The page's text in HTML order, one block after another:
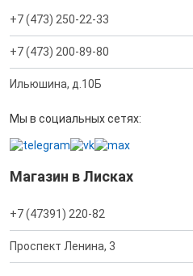
+7 (473) 250-22-33
+7 (473) 200-89-80
Ильюшина, д.10Б
Мы в социальных сетях:
Магазин в Лисках
+7 (47391) 220-82
Проспект Ленина, 3